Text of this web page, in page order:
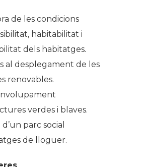
de les condicions
habitabilitat i
dels habitatges.
al desplegament de les
renovables.
verdes i blaves.
parc social
de lloguer.